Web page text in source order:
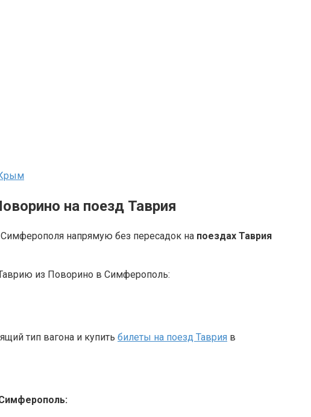
на поезд Таврия
напрямую без пересадок на поездах Таврия
из Поворино в Симферополь:
тип вагона и купить билеты на поезд Таврия в